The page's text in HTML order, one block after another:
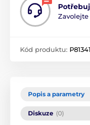
Zavolejte
Kód produktu:
Popis a parametry
Diskuze (0)